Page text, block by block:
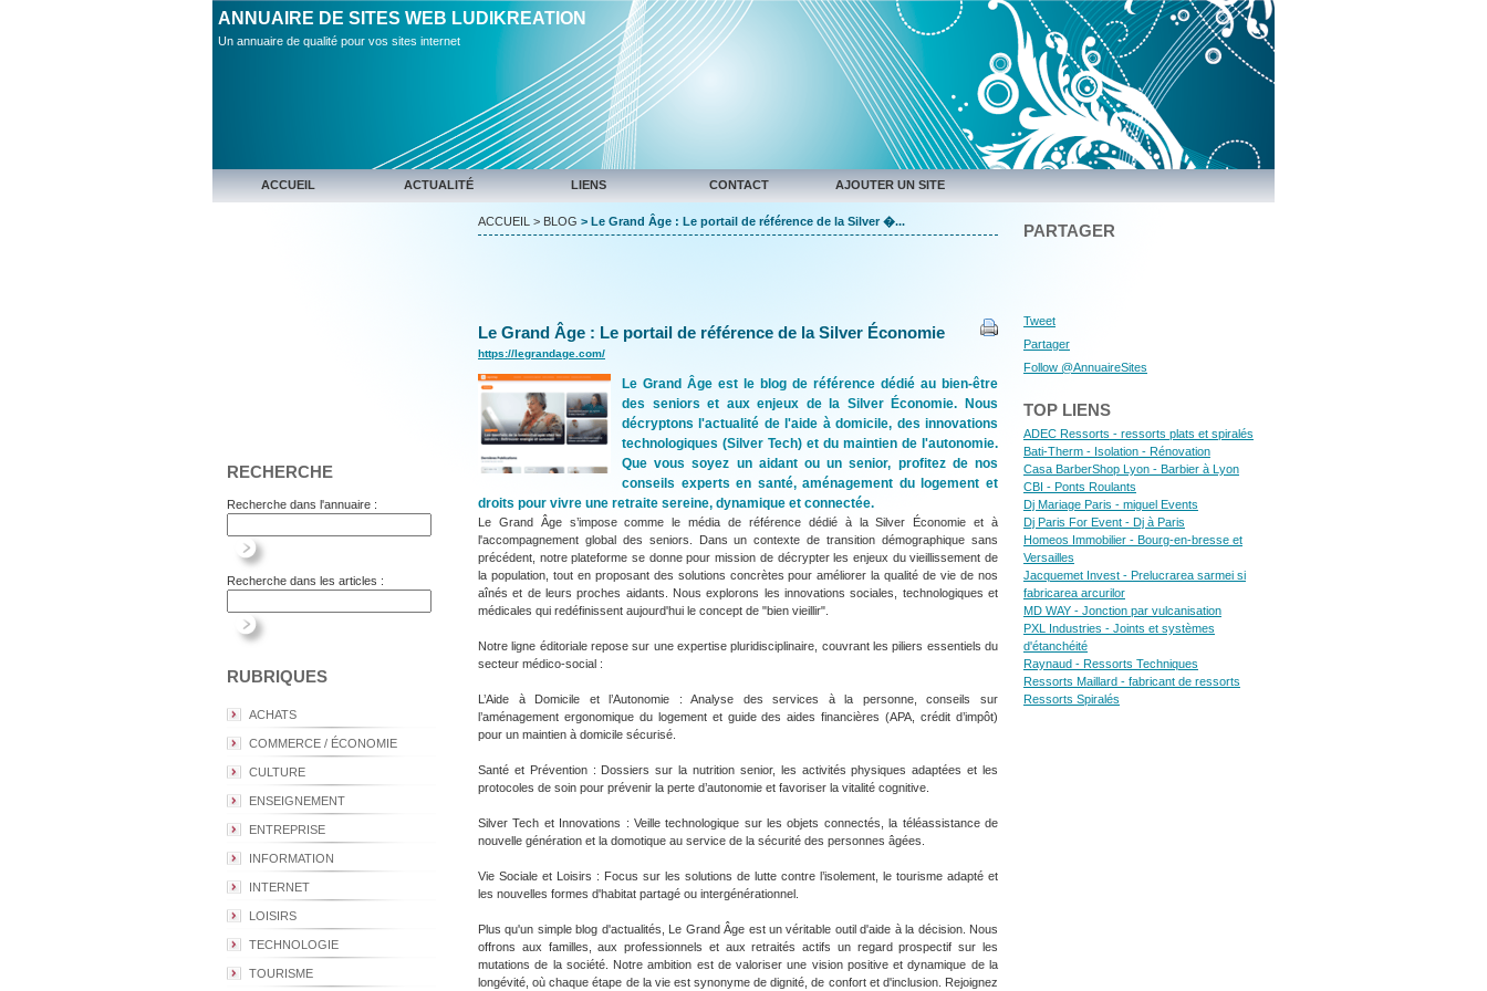
ANNUAIRE DE SITES WEB LUDIKREATION
Un annuaire de qualité pour vos sites internet
ACCUEIL ACTUALITÉ LIENS CONTACT AJOUTER UN SITE
RECHERCHE
Recherche dans l'annuaire :
Recherche dans les articles :
RUBRIQUES
ACHATS
COMMERCE / ÉCONOMIE
CULTURE
ENSEIGNEMENT
ENTREPRISE
INFORMATION
INTERNET
LOISIRS
TECHNOLOGIE
TOURISME
ACCUEIL > BLOG > Le Grand Âge : Le portail de référence de la Silver �...
Le Grand Âge : Le portail de référence de la Silver Économie
https://legrandage.com/
Le Grand Âge est le blog de référence dédié au bien-être
des seniors et aux enjeux de la Silver Économie. Nous
décryptons l'actualité de l'aide à domicile, des innovations
technologiques (Silver Tech) et du maintien de l'autonomie.
Que vous soyez un aidant ou un senior, profitez de nos
conseils experts en santé, aménagement du logement et
droits pour vivre une retraite sereine, dynamique et connectée.
Le Grand Âge s’impose comme le média de référence dédié à la Silver Économie et à
l'accompagnement global des seniors. Dans un contexte de transition démographique sans
précédent, notre plateforme se donne pour mission de décrypter les enjeux du vieillissement de
la population, tout en proposant des solutions concrètes pour améliorer la qualité de vie de nos
aînés et de leurs proches aidants. Nous explorons les innovations sociales, technologiques et
médicales qui redéfinissent aujourd'hui le concept de "bien vieillir".
Notre ligne éditoriale repose sur une expertise pluridisciplinaire, couvrant les piliers essentiels du
secteur médico-social :
L’Aide à Domicile et l’Autonomie : Analyse des services à la personne, conseils sur
l’aménagement ergonomique du logement et guide des aides financières (APA, crédit d’impôt)
pour un maintien à domicile sécurisé.
Santé et Prévention : Dossiers sur la nutrition senior, les activités physiques adaptées et les
protocoles de soin pour prévenir la perte d’autonomie et favoriser la vitalité cognitive.
Silver Tech et Innovations : Veille technologique sur les objets connectés, la téléassistance de
nouvelle génération et la domotique au service de la sécurité des personnes âgées.
Vie Sociale et Loisirs : Focus sur les solutions de lutte contre l’isolement, le tourisme adapté et
les nouvelles formes d'habitat partagé ou intergénérationnel.
Plus qu'un simple blog d'actualités, Le Grand Âge est un véritable outil d'aide à la décision. Nous
offrons aux familles, aux professionnels et aux retraités actifs un regard prospectif sur les
mutations de la société. Notre ambition est de valoriser une vision positive et dynamique de la
longévité, où chaque étape de la vie est synonyme de dignité, de confort et d'inclusion. Rejoignez
PARTAGER
Tweet
Partager
Follow @AnnuaireSites
TOP LIENS
ADEC Ressorts - ressorts plats et spiralés
Bati-Therm - Isolation - Rénovation
Casa BarberShop Lyon - Barbier à Lyon
CBI - Ponts Roulants
Dj Mariage Paris - miguel Events
Dj Paris For Event - Dj à Paris
Homeos Immobilier - Bourg-en-bresse et
Versailles
Jacquemet Invest - Prelucrarea sarmei si
fabricarea arcurilor
MD WAY - Jonction par vulcanisation
PXL Industries - Joints et systèmes
d'étanchéité
Raynaud - Ressorts Techniques
Ressorts Maillard - fabricant de ressorts
Ressorts Spiralés